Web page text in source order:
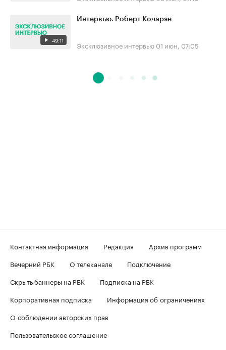
49:11
Интервью. Роберт Кочарян
Эксклюзивное интервью 01 июн, 07:05
Контактная информация Редакция
Архив программ
Вечерний РБК
О телеканале
Подключение
Скрыть баннеры на РБК
Подписка на РБК
Корпоративная подписка
Информация об ограничениях
О соблюдении авторских прав
Пользовательское соглашение